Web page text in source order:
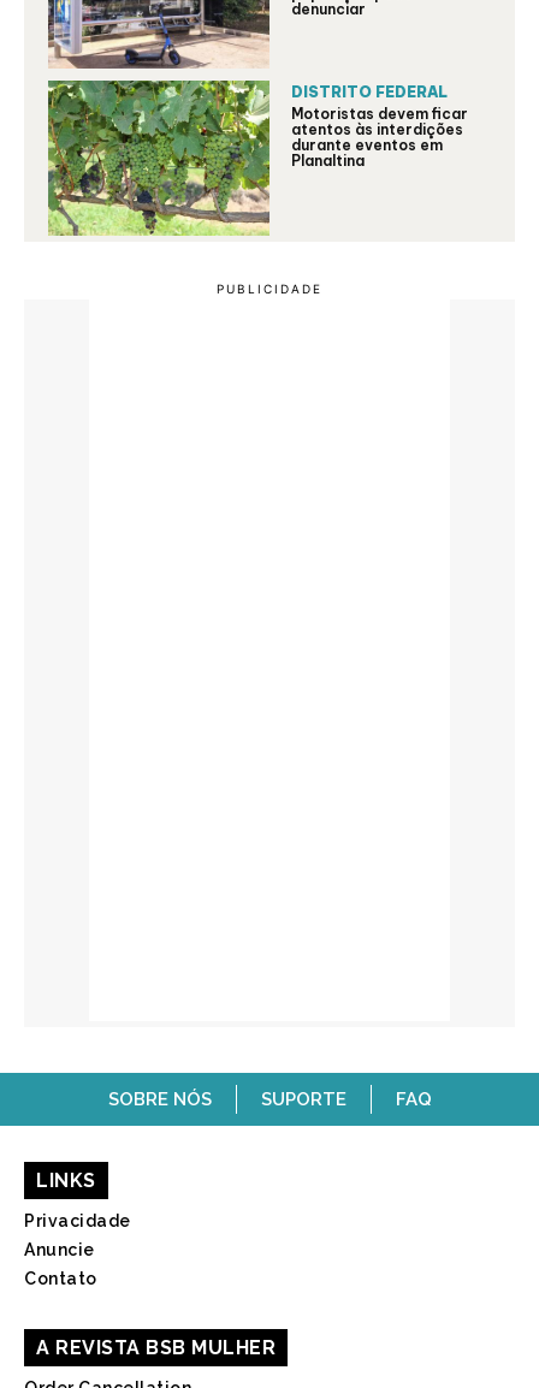
denunciar
DISTRITO FEDERAL
Motoristas devem ficar
atentos às interdições
durante eventos em
Planaltina
SOBRE NÓS SUPORTE FAQ
LINKS
Privacidade
Anuncie
Contato
A REVISTA BSB MULHER